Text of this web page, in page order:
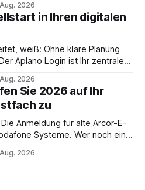
Bei einfachen
häufig eine Steuersoftware
Einkunftsarten
finanzielle Veränderungen
Unterstützung meist
2026
in Ihren digitalen
weiß: Ohne klare Planung
Aplano Login ist Ihr zentraler
kommunikation rund um
In diesem Leitfaden
einen reibungslosen Einstieg
2026
Sie 2026 auf Ihr
zu
Systeme. Wer noch eine
das Vodafone E-Mail & Cloud
2026